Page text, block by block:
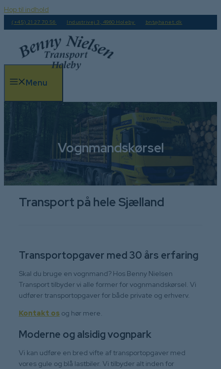
Hop til indhold
(+45) 21 27 70 56 Industrivej 3, 4960 Holeby bnt@hanet.dk
Menu
Vognmandskørsel
Transport på hele Sjælland
Transportopgaver med 30 års erfaring
Skal du bruge en vognmand? Hos Benny Nielsen
Transport tilbyder vi alle former for vognmandskørsel. Vi
udfører transportopgaver for både private og erhverv.
Kontakt os og hør mere.
Moderne og alsidig vognpark
Vi kan udføre en bred vifte af transportopgaver med
vores gule og blå lastbiler. Vi tilbyder alt inden for